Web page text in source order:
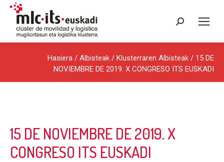
Search:
Hasiera / Albisteak / Klusterraren Albisteak / 15 DE
NOVIEMBRE DE 2019. X CONGRESO ITS EUSKADI
15 DE NOVIEMBRE DE 2019. X
CONGRESO ITS EUSKADI